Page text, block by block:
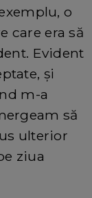
o
care era să
Evident
și
m-a
să
ulterior
ziua